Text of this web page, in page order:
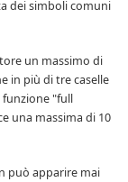
dei simboli comuni
un massimo di
in più di tre caselle
funzione "full
una massima di 10
può apparire mai